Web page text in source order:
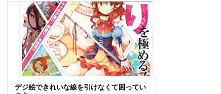
デジ絵できれいな線を引けなくて困ってい